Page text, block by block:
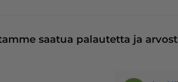
saatua palautetta ja